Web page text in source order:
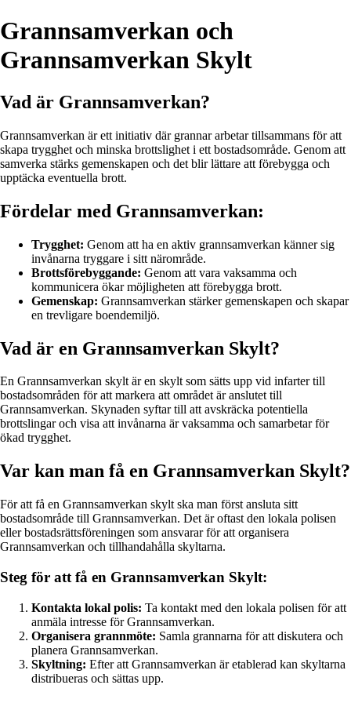
Grannsamverkan och
Grannsamverkan Skylt
Vad är Grannsamverkan?
Grannsamverkan är ett initiativ där grannar arbetar tillsammans för att
skapa trygghet och minska brottslighet i ett bostadsområde. Genom att
samverka stärks gemenskapen och det blir lättare att förebygga och
upptäcka eventuella brott.
Fördelar med Grannsamverkan:
Trygghet: Genom att ha en aktiv grannsamverkan känner sig
invånarna tryggare i sitt närområde.
Brottsförebyggande: Genom att vara vaksamma och
kommunicera ökar möjligheten att förebygga brott.
Gemenskap: Grannsamverkan stärker gemenskapen och skapar
en trevligare boendemiljö.
Vad är en Grannsamverkan Skylt?
En Grannsamverkan skylt är en skylt som sätts upp vid infarter till
bostadsområden för att markera att området är anslutet till
Grannsamverkan. Skynaden syftar till att avskräcka potentiella
brottslingar och visa att invånarna är vaksamma och samarbetar för
ökad trygghet.
Var kan man få en Grannsamverkan Skylt?
För att få en Grannsamverkan skylt ska man först ansluta sitt
bostadsområde till Grannsamverkan. Det är oftast den lokala polisen
eller bostadsrättsföreningen som ansvarar för att organisera
Grannsamverkan och tillhandahålla skyltarna.
Steg för att få en Grannsamverkan Skylt:
Kontakta lokal polis: Ta kontakt med den lokala polisen för att
anmäla intresse för Grannsamverkan.
Organisera grannmöte: Samla grannarna för att diskutera och
planera Grannsamverkan.
Skyltning: Efter att Grannsamverkan är etablerad kan skyltarna
distribueras och sättas upp.